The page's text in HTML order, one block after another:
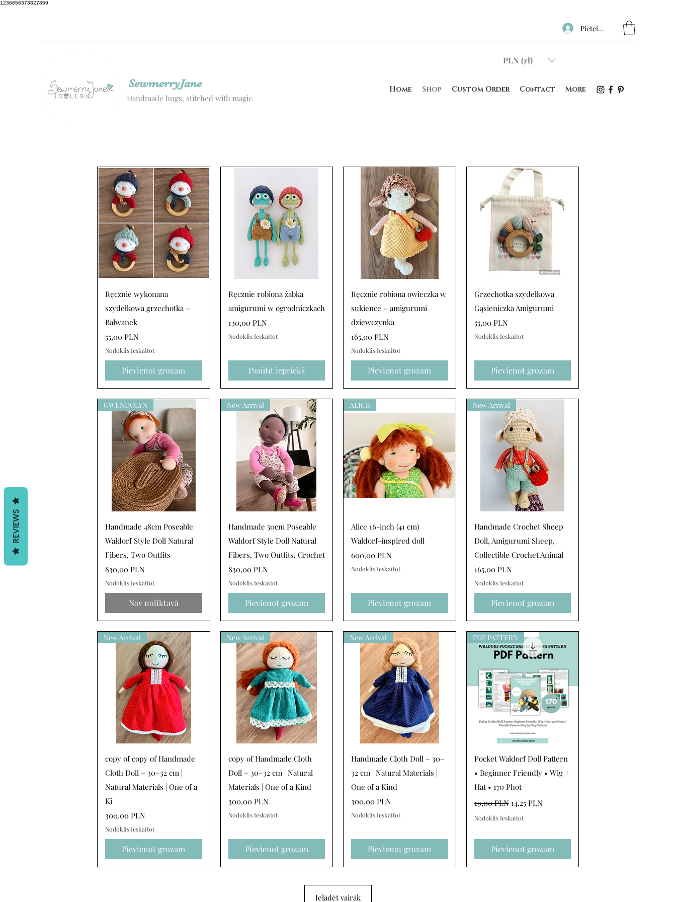
1236656373827859
Pieteikties
SewmerryJane
Handmade hugs, stitched with magic.
PLN (zł)
Home Shop Custom Order Contact More
Ātrais skats
Ręcznie wykonana
szydełkowa grzechotka –
Bałwanek
Cena
55,00 PLN
Nodoklis Ieskaitot
Pievienot grozam
Ātrais skats
Ręcznie robiona żabka
amigurumi w ogrodniczkach
Cena
130,00 PLN
Nodoklis Ieskaitot
Pasūtīt iepriekš
Ātrais skats
Ręcznie robiona owieczka w
sukience – amigurumi
dziewczynka
Cena
165,00 PLN
Nodoklis Ieskaitot
Pievienot grozam
Ātrais skats
Grzechotka szydełkowa
Gąsieniczka Amigurumi
Cena
55,00 PLN
Nodoklis Ieskaitot
Pievienot grozam
Ātrais skats
GWENDOLYN
Handmade 48cm Poseable
Waldorf Style Doll Natural
Fibers, Two Outfits
Cena
830,00 PLN
Nodoklis Ieskaitot
Nav noliktavā
Ātrais skats
New Arrival
Handmade 50cm Poseable
Waldorf Style Doll Natural
Fibers, Two Outfits, Crochet
Cena
830,00 PLN
Nodoklis Ieskaitot
Pievienot grozam
Ātrais skats
ALICE
Alice 16-inch (41 cm)
Waldorf-inspired doll
Cena
600,00 PLN
Nodoklis Ieskaitot
Pievienot grozam
Ātrais skats
New Arrival
Handmade Crochet Sheep
Doll, Amigurumi Sheep,
Collectible Crochet Animal
Cena
165,00 PLN
Nodoklis Ieskaitot
Pievienot grozam
Ātrais skats
New Arrival
copy of copy of Handmade
Cloth Doll – 30–32 cm |
Natural Materials | One of a
Ki
Cena
300,00 PLN
Nodoklis Ieskaitot
Pievienot grozam
Ātrais skats
New Arrival
copy of Handmade Cloth
Doll – 30–32 cm | Natural
Materials | One of a Kind
Cena
300,00 PLN
Nodoklis Ieskaitot
Pievienot grozam
Ātrais skats
New Arrival
Handmade Cloth Doll – 30–
32 cm | Natural Materials |
One of a Kind
Cena
300,00 PLN
Nodoklis Ieskaitot
Pievienot grozam
Ātrais skats
PDF PATTERN
Pocket Waldorf Doll Pattern
• Beginner Friendly • Wig +
Hat • 170 Phot
Parastā cena
19,00 PLN Izpārdošanas cena
14,25 PLN
Nodoklis Ieskaitot
Pievienot grozam
Ielādēt vairāk
REVIEWS